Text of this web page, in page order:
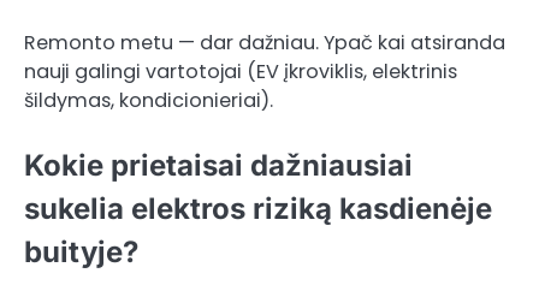
Remonto metu — dar dažniau. Ypač kai atsiranda
nauji galingi vartotojai (EV įkroviklis, elektrinis
šildymas, kondicionieriai).
Kokie prietaisai dažniausiai
sukelia elektros riziką kasdienėje
buityje?